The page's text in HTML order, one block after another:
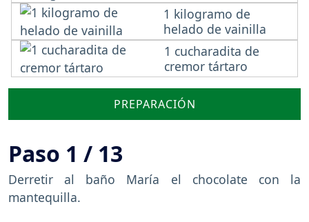
1 kilogramo de
helado de vainilla
1 cucharadita de
cremor tártaro
PREPARACIÓN
Paso 1 / 13
Derretir al baño María el chocolate con la
mantequilla.